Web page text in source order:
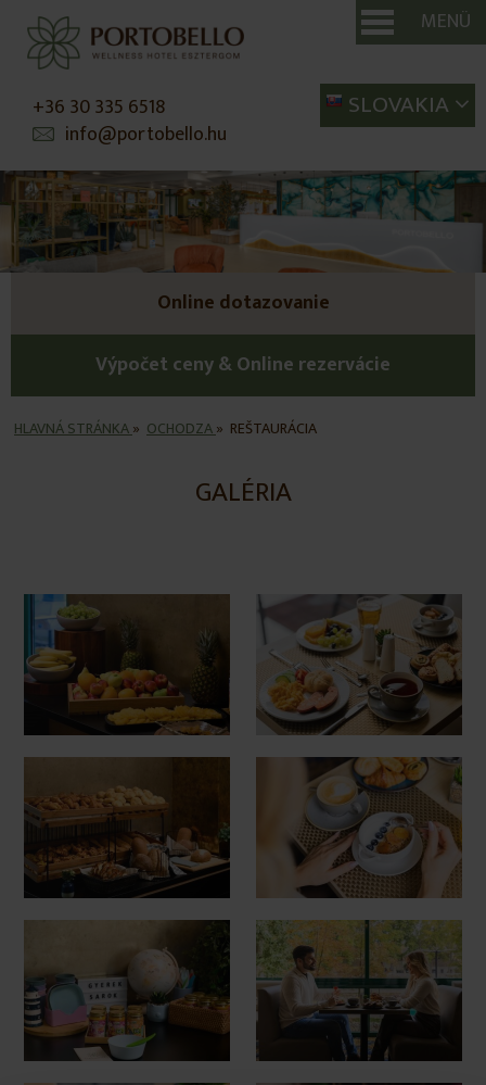
MENÜ
SLOVAKIA
+36 30 335 6518
info@portobello.hu
Online dotazovanie
Výpočet ceny & Online rezervácie
HLAVNÁ STRÁNKA» OCHODZA» REŠTAURÁCIA
GALÉRIA